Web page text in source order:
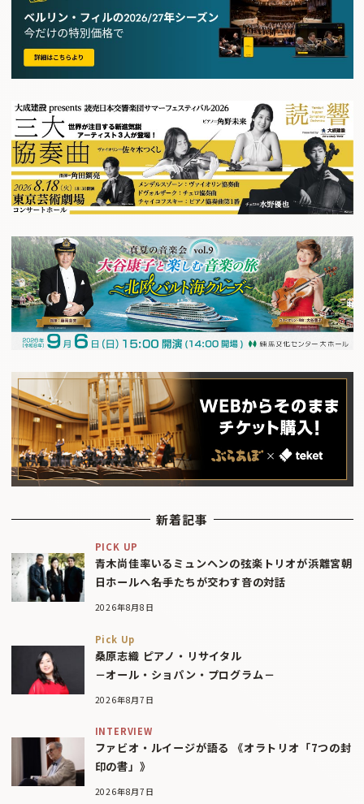
新着記事
PICK UP
青木尚佳率いるミュンヘンの弦楽トリオが浜離宮朝
日ホールへ――名手たちが交わす音の対話
2026年8月8日
Pick Up
桑原志織 ピアノ・リサイタル
－オール・ショパン・プログラム－
2026年8月7日
INTERVIEW
ファビオ・ルイージが語る 《オラトリオ「7つの封
印の書」》
2026年8月7日